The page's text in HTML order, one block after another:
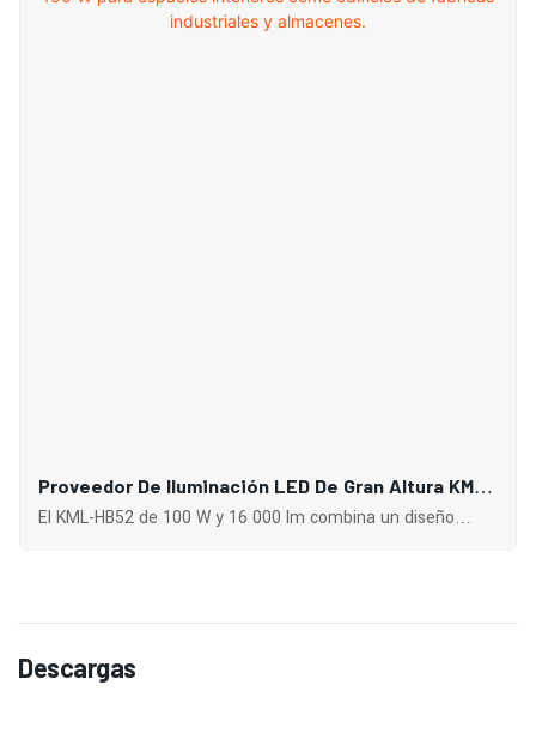
Proveedor De Iluminación LED De Gran Altura KML-
HB52 De 100 W Para Espacios Interiores Como
El KML-HB52 de 100 W y 16 000 lm combina un diseño
Descargas